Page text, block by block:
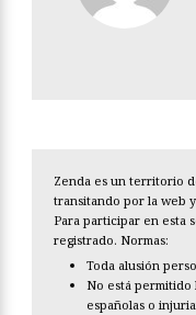
Zenda es un territorio
transitando por la web
Para participar en esta
registrado. Normas:
Toda alusión
No está permitido
españolas o